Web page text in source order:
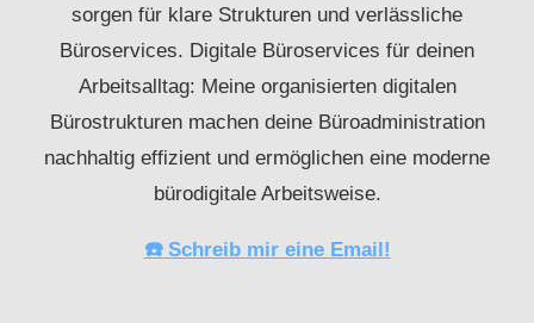
sorgen für klare Strukturen und verlässliche
Büroservices. Digitale Büroservices für deinen
Arbeitsalltag: Meine organisierten digitalen
Bürostrukturen machen deine Büroadministration
nachhaltig effizient und ermöglichen eine moderne
bürodigitale Arbeitsweise.
☎️ Schreib mir eine Email!